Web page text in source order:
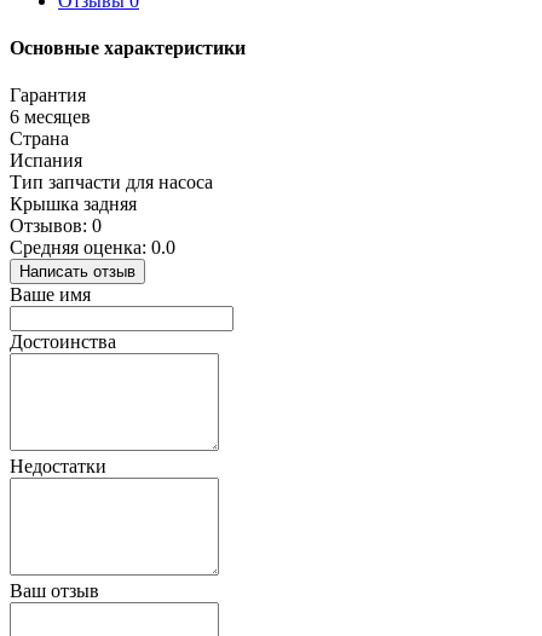
Основные характеристики
Гарантия
6 месяцев
Страна
Испания
Тип запчасти для насоса
Крышка задняя
Отзывов: 0
Средняя оценка: 0.0
Написать отзыв
Ваше имя
Достоинства
Недостатки
Ваш отзыв